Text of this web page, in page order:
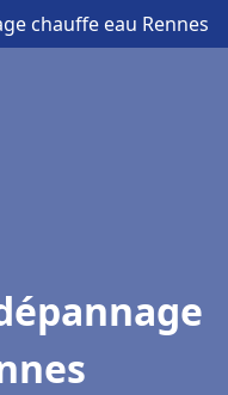
chauffe eau Rennes